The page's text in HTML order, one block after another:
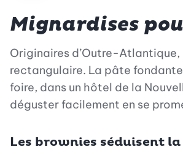
Mignardises
Originaires d’Outre-
rectangulaire. La pâte
foire, dans un hôtel de la
déguster facilement en se
Les brownies séduisent